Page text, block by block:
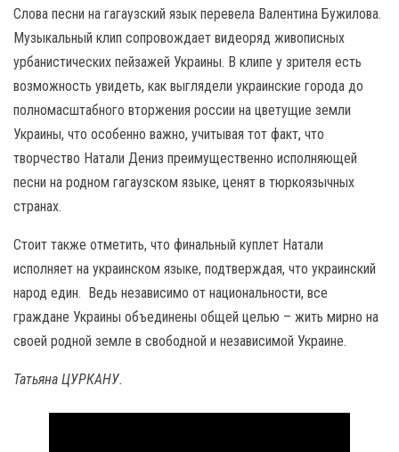
Слова песни на гагаузский язык перевела Валентина Бужилова.
Музыкальный клип сопровождает видеоряд живописных
урбанистических пейзажей Украины. В клипе у зрителя есть
возможность увидеть, как выглядели украинские города до
полномасштабного вторжения россии на цветущие земли
Украины, что особенно важно, учитывая тот факт, что
творчество Натали Дениз преимущественно исполняющей
песни на родном гагаузском языке, ценят в тюркоязычных
странах.
Стоит также отметить, что финальный куплет Натали
исполняет на украинском языке, подтверждая, что украинский
народ един. Ведь независимо от национальности, все
граждане Украины объединены общей целью – жить мирно на
своей родной земле в свободной и независимой Украине.
Татьяна ЦУРКАНУ.